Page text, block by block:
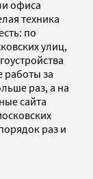
офиса
техника
по
улиц,
работы за
раз, а на
сайта
раз и